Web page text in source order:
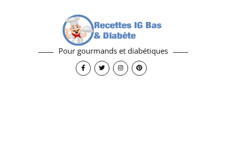
Pour gourmands et diabétiques